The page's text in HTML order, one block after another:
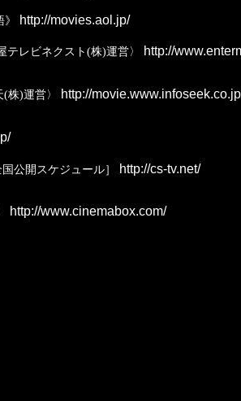
http://movies.aol.jp/
テレビネクスト(株)運営〉 http://
(株)運営〉 http://
国公開スケジュール］ http://cs-tv.net/
http://www.cinemabox.com/